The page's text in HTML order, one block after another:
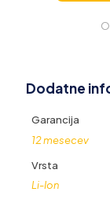
Dodatne
Garancija
12 mesecev
Vrsta
Li-Ion